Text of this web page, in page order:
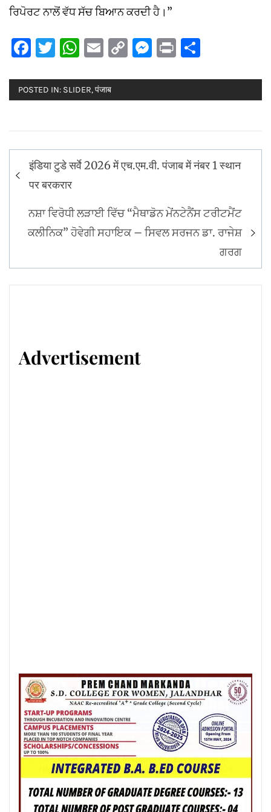
ਰਿਪੋਰਟ ਨਾਲੋਂ ਵੱਧ ਸੱਚ ਬਿਆਨ ਕਰਦੀ ਹੈ।”
Facebook
Twitter
WhatsApp
Email
CopyMessenger
Print
POSTED IN: SLIDER,पंजाब
Post
navigation
इंडिया टुडे सर्वे 2026 में एच.एम.वी. पंजाब में नंबर 1 स्थान
पर बरकरार
ਨਸ਼ਾ ਵਿਰੋਧੀ ਲੜਾਈ ਵਿੱਚ “ਮੈਥਾਡੋਨ ਮੇਂਨਟੇਨੈਂਸ ਟਰੀਟਮੈਂਟ
ਕਲੀਨਿਕ” ਹੋਵੇਗੀ ਸਹਾਇਕ – ਸਿਵਲ ਸਰਜਨ ਡਾ. ਰਾਜੇਸ਼
ਗਰਗ
Advertisement